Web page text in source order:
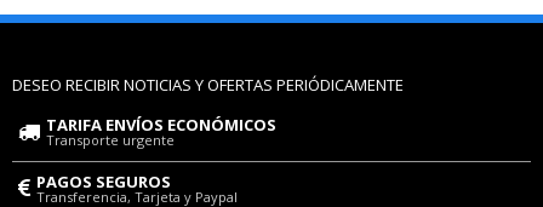
DESEO RECIBIR NOTICIAS Y OFERTAS PERIÓDICAMENTE
TARIFA ENVÍOS ECONÓMICOS
Transporte urgente
PAGOS SEGUROS
Transferencia, Tarjeta y Paypal